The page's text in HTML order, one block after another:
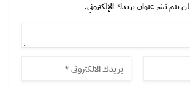
لن يتم نشر عنوان بريدك الإلكتروني.